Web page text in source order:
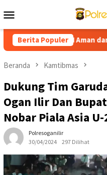
ke
Mobile
Berita Populer
Edukasi AI Aman dan
Beranda Kamtibmas
Dukung Tim
Ogan Ilir Dan
Nobar Piala Asia U-
Polresoganilir
30/04/2024
297 Dilihat